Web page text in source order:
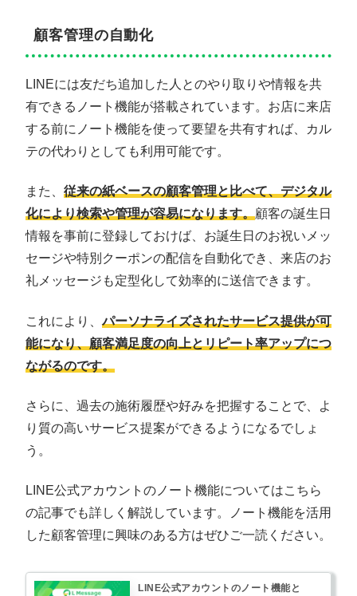
顧客管理の自動化
LINEには友だち追加した人とのやり取りや情報を共
有できるノート機能が搭載されています。お店に来店
する前にノート機能を使って要望を共有すれば、カル
テの代わりとしても利用可能です。
また、 従来の紙ベースの顧客管理と比べて、デジタル
化により検索や管理が容易になります。顧客の誕生日
情報を事前に登録しておけば、お誕生日のお祝いメッ
セージや特別クーポンの配信を自動化でき、来店のお
礼メッセージも定型化して効率的に送信できます。
これにより、パーソナライズされたサービス提供が可
能になり、顧客満足度の向上とリピート率アップにつ
ながるのです。
さらに、過去の施術履歴や好みを把握することで、よ
り質の高いサービス提案ができるようになるでしょ
う。
LINE公式アカウントのノート機能についてはこちら
の記事でも詳しく解説しています。ノート機能を活用
した顧客管理に興味のある方はぜひご一読ください。
LINE公式アカウントのノート機能と